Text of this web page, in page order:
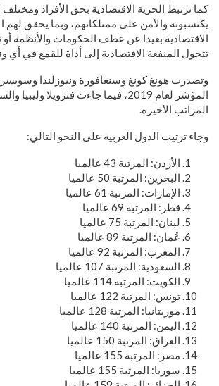
كما ترتبط الحرية الاقتصادية بحق الأفراد
يكتسبونه والأمن على ممتلكاتهم، وبما يحقق لهم
الاقتصادية بعيدا عن عطف الحكومات والأنظمة أو
تتحول المنفعة الاقتصادية إلى أداة للقمع في أي
وتصدرت هونغ كونغ وسنغافورة ونيوزلندا
المؤشر لعام 2019، فيما جاءت فنزويلا
المراتب الأخيرة.
وجاء ترتيب الدول العربية على النحو التالي:
الأردن: المرتبة 43 عالميا
البحرين: المرتبة 50 عالميا
الإمارات: المرتبة 61 عالميا
قطر: المرتبة 69 عالميا
لبنان: المرتبة 75 عالميا
عُمان: المرتبة 89 عالميا
المغرب: المرتبة 92 عالميا
السعودية: المرتبة 107 عالميا
الكويت: المرتبة 114 عالميا
تونس: المرتبة 122 عالميا
موريتانيا: المرتبة 128 عالميا
اليمن: المرتبة 140 عالميا
العراق: المرتبة 150 عالميا
مصر: المرتبة 155 عالميا
سوريا: المرتبة 155 عالميا